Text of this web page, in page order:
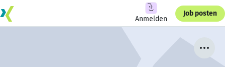
Anmelden
Job posten